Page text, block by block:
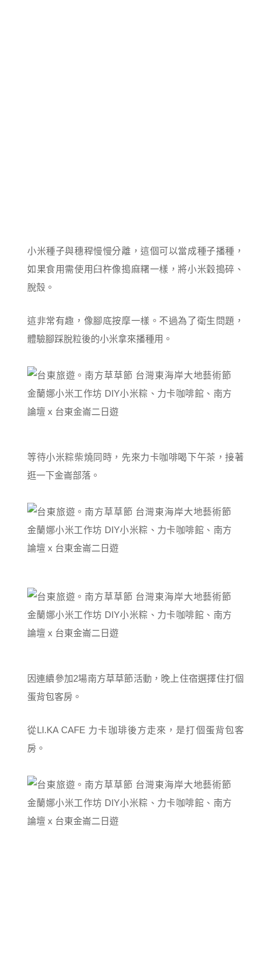
小米種子與穗稈慢慢分離，這個可以當成種子播種，
如果食用需使用臼杵像搗麻糬一樣，將小米穀搗碎、
脫殼。
這非常有趣，像腳底按摩一樣。不過為了衛生問題，
體驗腳踩脫粒後的小米拿來播種用。
等待小米粽柴燒同時，先來力卡咖啡喝下午茶，接著
逛一下金崙部落。
因連續參加2場南方草草節活動，晚上住宿選擇住打個
蛋背包客房。
從LI.KA CAFE 力卡珈琲後方走來，是打個蛋背包客
房。